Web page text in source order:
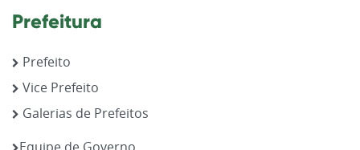
Prefeitura
Prefeito
Vice Prefeito
Galerias de Prefeitos